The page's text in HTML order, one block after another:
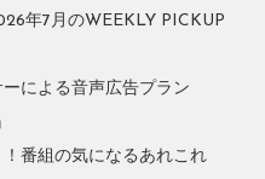
年7月のWEEKLY PICKUP
による音声広告プラン
番組の気になるあれこれ